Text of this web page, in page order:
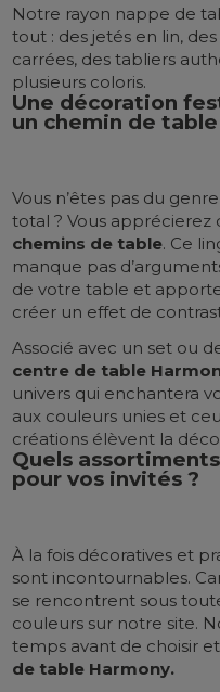
Notre rayon nappe de
tout : des jetés en lin, des
carrées, des tabliers
plusieurs coloris.
Une décoration
un chemin de
Vous n’êtes pas du
total ? Vous
chemins de table. Ce
manque pas
de votre table et
créer un effet de
Associé avec un set ou
centre de table
univers qui enchantera
aux couleurs unies et
créations élèvent la
Quels
pour vos invités ?
À la fois décoratives et
sont incontournables.
se rencontrent sous
couleurs sur notre site.
temps avant de choisir
de table Harmony.